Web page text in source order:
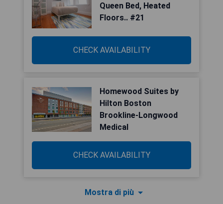
Queen Bed, Heated
Floors.. #21
CHECK AVAILABILITY
Homewood Suites by
Hilton Boston
Brookline-Longwood
Medical
CHECK AVAILABILITY
Mostra di più